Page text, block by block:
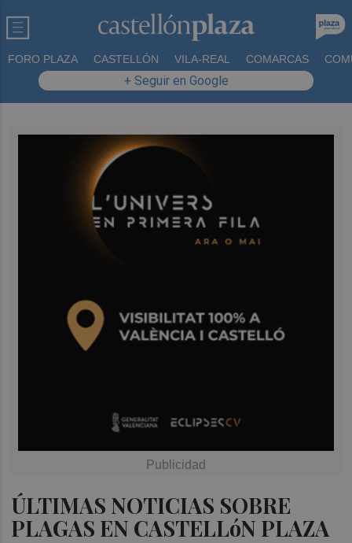
FORO PLAZA CASTELLÓN VILA-REAL COMARCAS
+ Seguir en Google
ÚLTIMAS NOTICIAS SOBRE
PLAGAS EN CASTELLóN PLAZA